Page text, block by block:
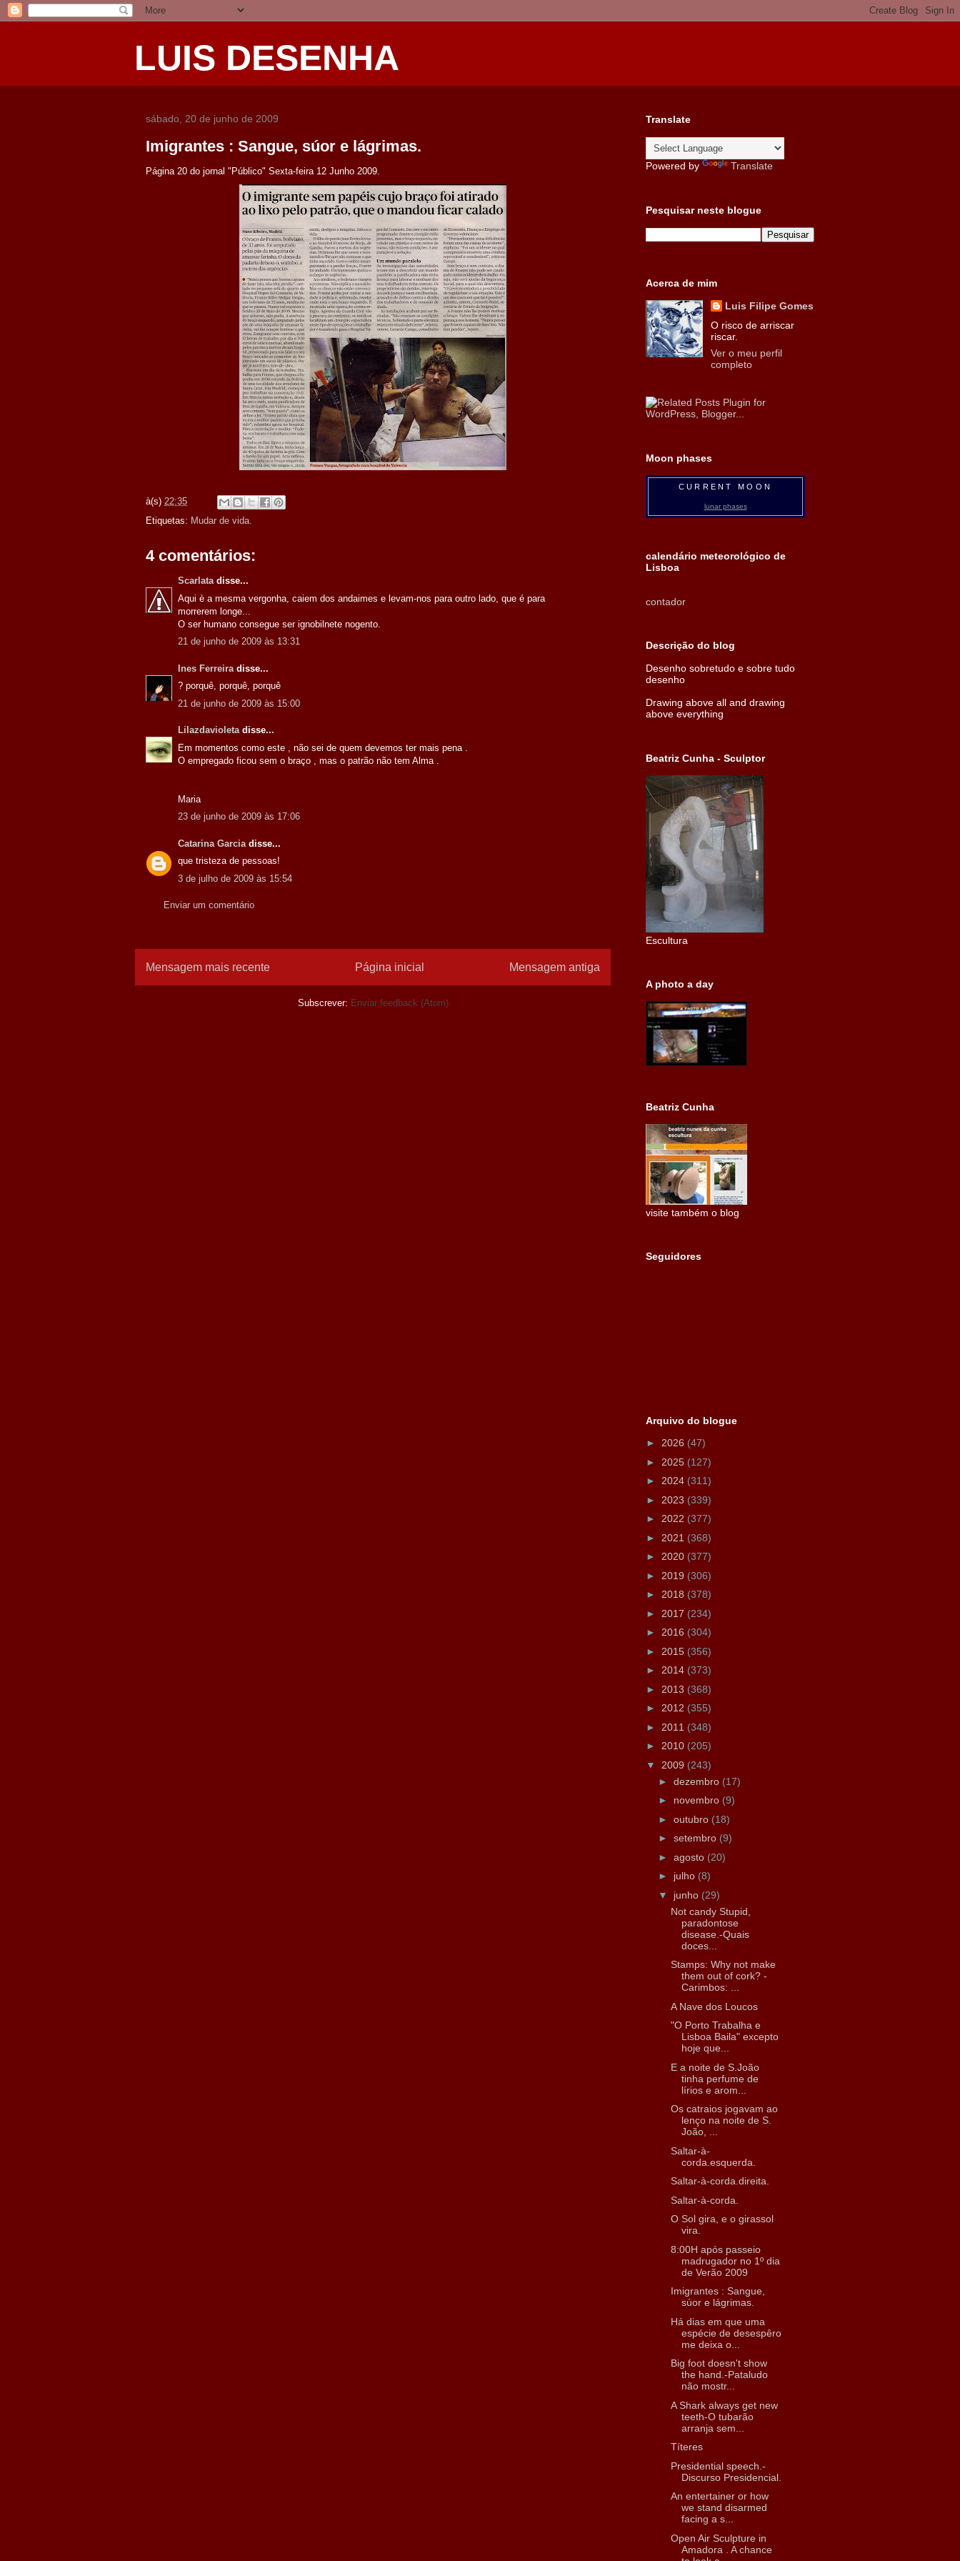
LUIS DESENHA
sábado, 20 de junho de 2009
Imigrantes : Sangue, súor e lágrimas.
Página 20 do jornal "Público" Sexta-feira 12 Junho 2009.
à(s) 22:35
Etiquetas: Mudar de vida.
4 comentários:
Scarlatadisse...
Aqui è a mesma vergonha, caiem dos andaimes e levam-nos para outro lado, que é para
morrerem longe...
O ser humano consegue ser ignobilnete nogento.
21 de junho de 2009 às 13:31
Ines Ferreira disse...
? porquê, porquê, porquê
21 de junho de 2009 às 15:00
Lilazdavioletadisse...
Em momentos como este , não sei de quem devemos ter mais pena .
O empregado ficou sem o braço , mas o patrão não tem Alma .
Maria
23 de junho de 2009 às 17:06
Catarina Garcia disse...
que tristeza de pessoas!
3 de julho de 2009 às 15:54
Enviar um comentário
Mensagem mais recente Mensagem antiga
Página inicial
Subscrever: Enviar feedback (Atom)
Translate
Powered by Translate
Pesquisar neste blogue
Acerca de mim
Luis Filipe Gomes
O risco de arriscar
riscar.
Ver o meu perfil
completo
Moon phases
CURRENT MOON
lunar phases
calendário meteorológico de
Lisboa
contador
Descrição do blog
Desenho sobretudo e sobre tudo
desenho
Drawing above all and drawing
above everything
Beatriz Cunha - Sculptor
Escultura
A photo a day
Beatriz Cunha
visite também o blog
Seguidores
Arquivo do blogue
► 2026 (47)
► 2025 (127)
► 2024 (311)
► 2023 (339)
► 2022 (377)
► 2021 (368)
► 2020 (377)
► 2019 (306)
► 2018 (378)
► 2017 (234)
► 2016 (304)
► 2015 (356)
► 2014 (373)
► 2013 (368)
► 2012 (355)
► 2011 (348)
► 2010 (205)
▼ 2009 (243)
► dezembro (17)
► novembro (9)
► outubro (18)
► setembro (9)
► agosto (20)
► julho (8)
▼ junho (29)
Not candy Stupid,
paradontose
disease.-Quais
doces...
Stamps: Why not make
them out of cork? -
Carimbos: ...
A Nave dos Loucos
"O Porto Trabalha e
Lisboa Baila" excepto
hoje que...
E a noite de S.João
tinha perfume de
lírios e arom...
Os catraios jogavam ao
lenço na noite de S.
João, ...
Saltar-à-
corda.esquerda.
Saltar-à-corda.direita.
Saltar-à-corda.
O Sol gira, e o girassol
vira.
8:00H após passeio
madrugador no 1º dia
de Verão 2009
Imigrantes : Sangue,
súor e lágrimas.
Há dias em que uma
espécie de desespêro
me deixa o...
Big foot doesn't show
the hand.-Pataludo
não mostr...
A Shark always get new
teeth-O tubarão
arranja sem...
Títeres
Presidential speech.-
Discurso Presidencial.
An entertainer or how
we stand disarmed
facing a s...
Open Air Sculpture in
Amadora . A chance